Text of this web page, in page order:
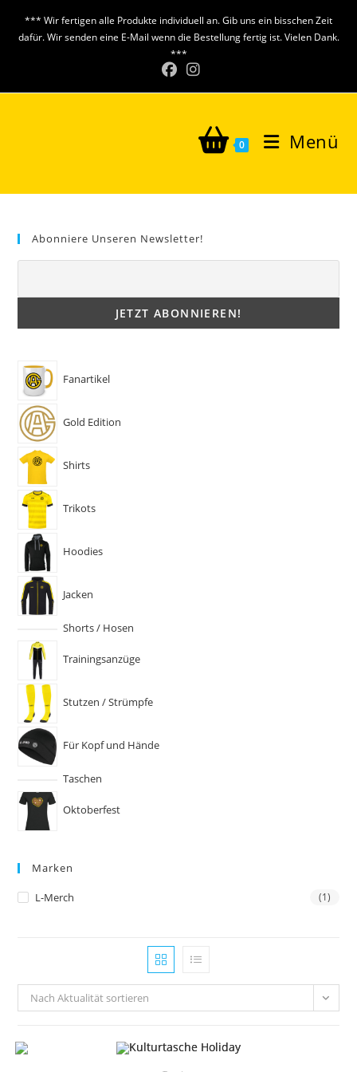
*** Wir fertigen alle Produkte individuell an. Gib uns ein bisschen Zeit
dafür. Wir senden eine E-Mail wenn die Bestellung fertig ist. Vielen Dank.
***
0 Menü
Abonniere Unseren Newsletter!
Fanartikel
Gold Edition
Shirts
Trikots
Hoodies
Jacken
Shorts / Hosen
Trainingsanzüge
Stutzen / Strümpfe
Für Kopf und Hände
Taschen
Oktoberfest
Marken
L-Merch (1)
Nach Aktualität sortieren